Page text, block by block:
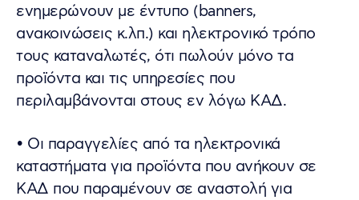
ενημερώνουν με έντυπο (banners,
ανακοινώσεις κ.λπ.) και ηλεκτρονικό τρόπο
τους καταναλωτές, ότι πωλούν μόνο τα
προϊόντα και τις υπηρεσίες που
περιλαμβάνονται στους εν λόγω ΚΑΔ.
• Οι παραγγελίες από τα ηλεκτρονικά
καταστήματα για προϊόντα που ανήκουν σε
ΚΑΔ που παραμένουν σε αναστολή για